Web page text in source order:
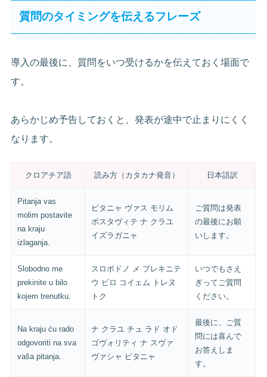
質問のタイミングを伝えるフレーズ
導入の最後に、質問をいつ受けるかを伝えておく場面で
す。
あらかじめ予告しておくと、発表が途中で止まりにくく
なります。
クロアチア語 読み方（カタカナ発音） 日本語訳
Pitanja vas
molim postavite
na kraju
izlaganja.
ピタニャ ヴァス モリム
ポスタヴィテ ナ クラユ
イズラガニャ
ご質問は発表
の最後にお願
いします。
Slobodno me
prekinite u bilo
kojem trenutku.
スロボドノ メ プレキニテ
ウ ビロ コイェム トレヌ
トク
いつでもさえ
ぎってご質問
ください。
Na kraju ću rado
odgovoriti na sva
vaša pitanja.
ナ クラユ チュ ラド オド
ゴヴォリティ ナ スヴァ
ヴァシャ ピタニャ
最後に、ご質
問には喜んで
お答えしま
す。